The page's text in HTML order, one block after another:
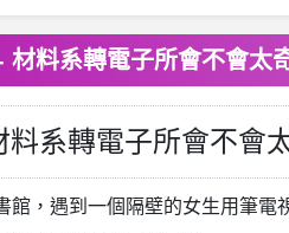
材料系轉電子所會不會太
料系轉電子所會不會
館，遇到一個隔壁的女生用筆電